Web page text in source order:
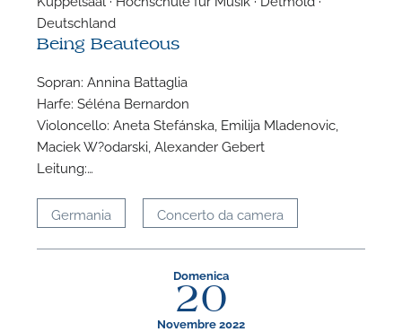
Deutschland
Being Beauteous
Sopran: Annina Battaglia
Harfe: Séléna Bernardon
Violoncello: Aneta Stefánska, Emilija Mladenovic,
Maciek W?odarski, Alexander Gebert
Leitung:…
Germania Concerto da camera
Domenica
20
Novembre 2022